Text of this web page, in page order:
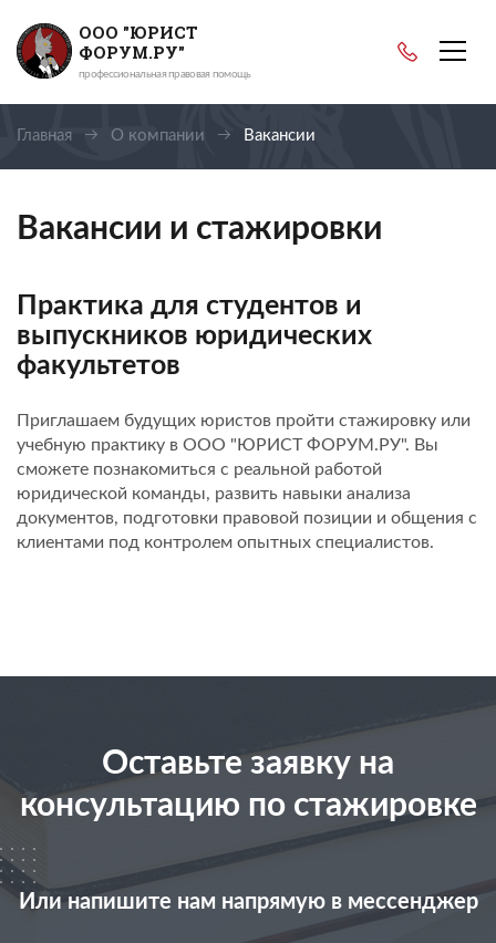
ООО "ЮРИСТ
ФОРУМ.РУ"
профессиональная правовая помощь
Главная О компании Вакансии
Вакансии и стажировки
Практика для студентов и
выпускников юридических
факультетов
Приглашаем будущих юристов пройти стажировку или
учебную практику в ООО "ЮРИСТ ФОРУМ.РУ". Вы
сможете познакомиться с реальной работой
юридической команды, развить навыки анализа
документов, подготовки правовой позиции и общения с
клиентами под контролем опытных специалистов.
Оставьте заявку на
консультацию по стажировке
Или напишите нам напрямую в мессенджер